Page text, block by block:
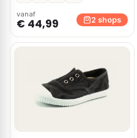
vanaf
€ 44,99 2 shops